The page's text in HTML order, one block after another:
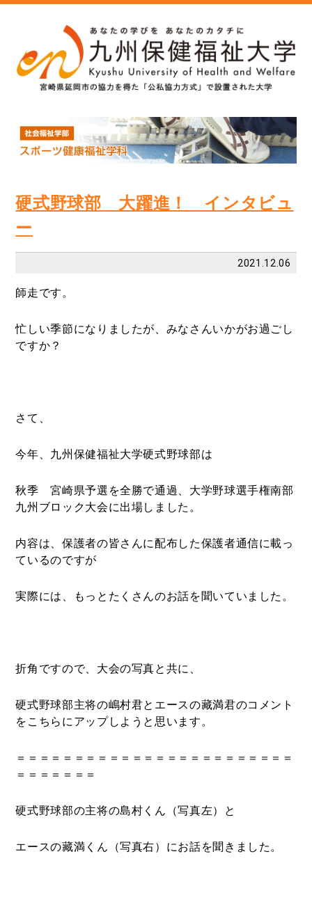
硬式野球部 大躍進！ インタビュ
ー
2021.12.06
師走です。
忙しい季節になりましたが、みなさんいかがお過ごし
ですか？
さて、
今年、九州保健福祉大学硬式野球部は
秋季 宮崎県予選を全勝で通過、大学野球選手権南部
九州ブロック大会に出場しました。
内容は、保護者の皆さんに配布した保護者通信に載っ
ているのですが
実際には、もっとたくさんのお話を聞いていました。
折角ですので、大会の写真と共に、
硬式野球部主将の嶋村君とエースの藏満君のコメント
をこちらにアップしようと思います。
＝＝＝＝＝＝＝＝＝＝＝＝＝＝＝＝＝＝＝＝＝＝＝＝
＝＝＝＝＝＝＝
硬式野球部の主将の島村くん（写真左）と
エースの藏満くん（写真右）にお話を聞きました。